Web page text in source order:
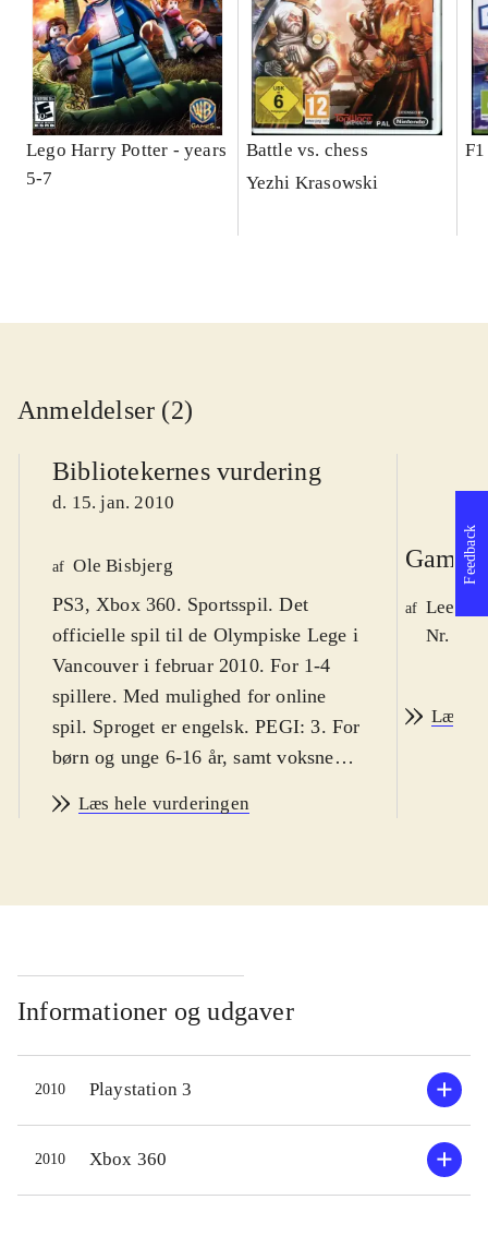
Lego Harry Potter - years
5-7
Battle vs. chess
Yezhi Krasowski
Anmeldelser (2)
Bibliotekernes vurdering
d. 15. jan. 2010
af Ole Bisbjerg
PS3, Xbox 360. Sportsspil. Det
officielle spil til de Olympiske Lege i
Vancouver i februar 2010. For 1-4
spillere. Med mulighed for online
spil. Sproget er engelsk. PEGI: 3. For
børn og unge 6-16 år, samt voksne
Man er hurtigt i gang med Vancouver
længere konkurrencer. Der er
forskellige olympiske discipliner,
primært indenfor skisport. En række
sportsgrene som fx curling og is-dans
er desværre udeladt. Sværhedsgraden
kan varieres, men er ret lav, specielt
fordi kontrollen ligner hinanden i de
forskellige sportsgrene. Man vælger
Læs hele vurderingen
Game
af Lee
Nr.
Læs
Informationer og udgaver
2010 Playstation 3
2010 Xbox 360
Feedback